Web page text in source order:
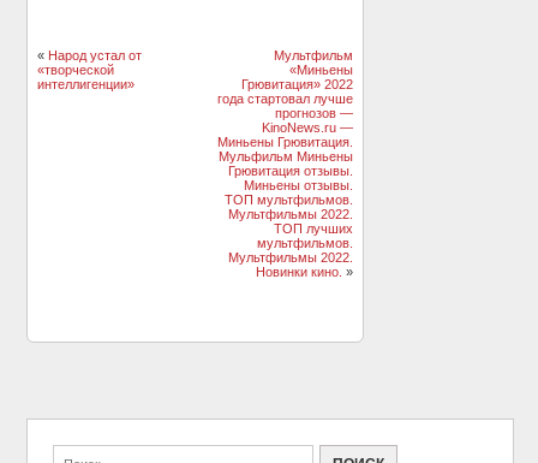
« Народ устал от
«творческой
интеллигенции»
Мультфильм
«Миньены
Грювитация» 2022
года стартовал лучше
прогнозов —
KinoNews.ru —
Миньены Грювитация.
Мульфильм Миньены
Грювитация отзывы.
Миньены отзывы.
ТОП мультфильмов.
Мультфильмы 2022.
ТОП лучших
мультфильмов.
Мультфильмы 2022.
Новинки кино. »